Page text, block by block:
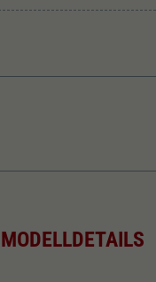
MODELLDETAILS